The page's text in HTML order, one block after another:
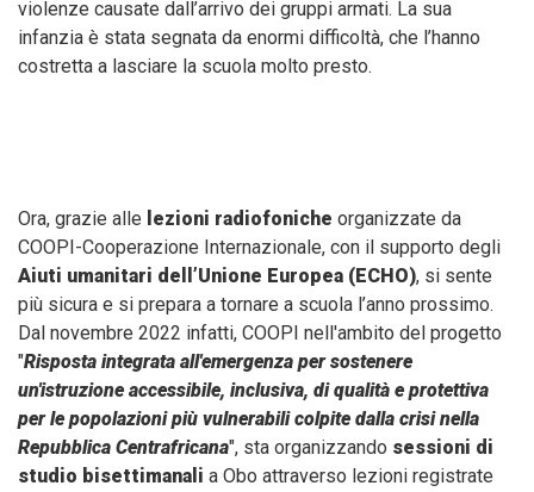
violenze causate dall’arrivo dei gruppi armati. La sua
infanzia è stata segnata da enormi difficoltà, che l’hanno
costretta a lasciare la scuola molto presto.
Ora, grazie alle lezioni radiofoniche organizzate da
COOPI-Cooperazione Internazionale, con il supporto degli
Aiuti umanitari dell’Unione Europea (ECHO), si sente
più sicura e si prepara a tornare a scuola l’anno prossimo.
Dal novembre 2022 infatti, COOPI nell'ambito del progetto
"Risposta integrata all'emergenza per sostenere
un'istruzione accessibile, inclusiva, di qualità e protettiva
per le popolazioni più vulnerabili colpite dalla crisi nella
Repubblica Centrafricana", sta organizzando sessioni di
studio bisettimanali a Obo attraverso lezioni registrate